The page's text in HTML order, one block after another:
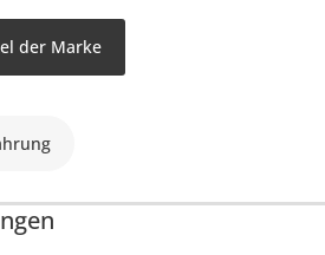
der Marke